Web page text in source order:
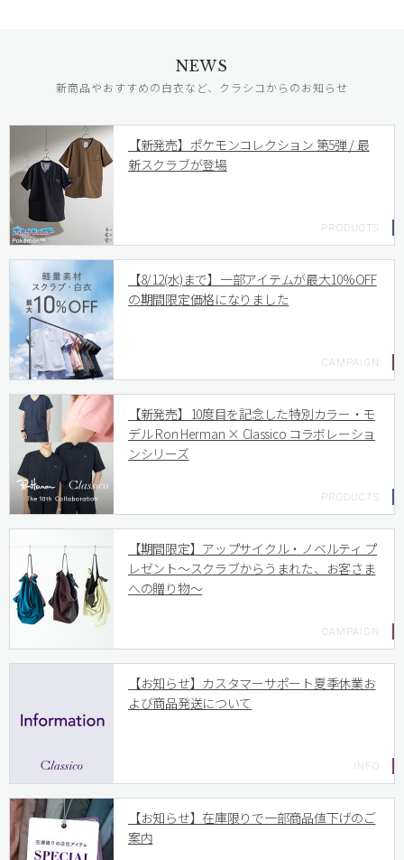
NEWS
新商品やおすすめの白衣など、クラシコからのお知らせ
【新発売】ポケモンコレクション 第5弾 / 最
新スクラブが登場
【8/12(水)まで】一部アイテムが最大10%OFF
の期間限定価格になりました
【新発売】10度目を記念した特別カラー・モ
デル Ron Herman × Classico コラボレーショ
ンシリーズ
【期間限定】アップサイクル・ノベルティ プ
レゼント〜スクラブからうまれた、お客さま
への贈り物〜
【お知らせ】カスタマーサポート夏季休業お
よび商品発送について
【お知らせ】在庫限りで一部商品値下げのご
案内